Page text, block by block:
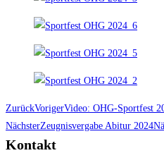
ZurückVorigerVideo: OHG-Sportfest
NächsterZeugnisvergabe Abitur 2024
Kontakt